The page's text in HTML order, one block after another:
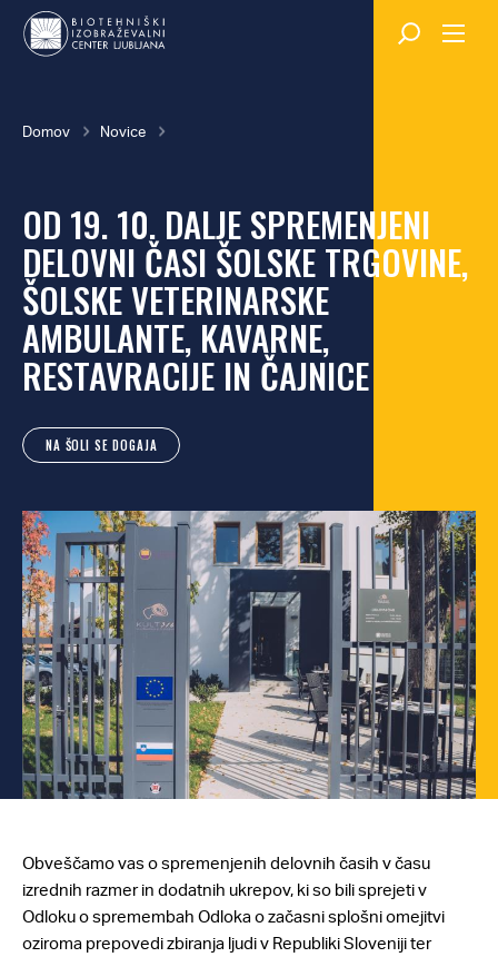
Skok
na
Breadcrumb
Domov Novice
OD 19. 10. DALJE SPREMENJENI
DELOVNI ČASI ŠOLSKE TRGOVINE,
ŠOLSKE VETERINARSKE
AMBULANTE, KAVARNE,
RESTAVRACIJE IN ČAJNICE
NA ŠOLI SE DOGAJA
Obveščamo vas o spremenjenih delovnih časih v času
izrednih razmer in dodatnih ukrepov, ki so bili sprejeti v
Odloku o spremembah Odloka o začasni splošni omejitvi
oziroma prepovedi zbiranja ljudi v Republiki Sloveniji ter